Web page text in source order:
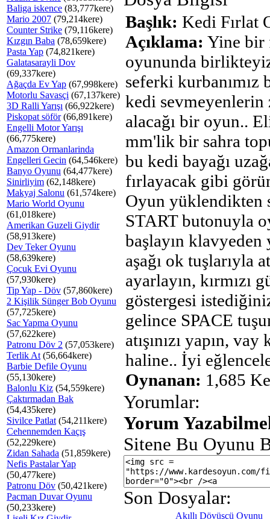
Baliga iskence (83,777kere)
Mario 2007 (79,214kere)
Counter Strike (79,116kere)
Kızgın Baba (78,659kere)
Pasta Yap (74,821kere)
Galatasarayli Dov
(69,337kere)
Ağaçda Ev Yap (67,998kere)
Motorlu Savasçi (67,137kere)
3D Ralli Yarışı (66,922kere)
Piskopat söför(66,891kere)
Engelli Motor Yarışı
(66,775kere)
Amazon Ormanlarinda
Engelleri Gecin (64,546kere)
Banyo Oyunu (64,477kere)
Sinirliyim (62,148kere)
Makyaj Salonu (61,574kere)
Mario World Oyunu
(61,018kere)
Amerikan Guzeli Giydir
(58,913kere)
Dev Teker Oyunu
(58,639kere)
Çocuk Evi Oyunu
(57,930kere)
Tip Yap - Döv (57,860kere)
2 Kişilik Sünger Bob Oyunu
(57,725kere)
Sac Yapma Oyunu
(57,622kere)
Patronu Döv 2 (57,053kere)
Terlik At (56,664kere)
Barbie Defile Oyunu
(55,130kere)
Balonlu Kiz (54,559kere)
Çaktırmadan Bak
(54,435kere)
Sivilce Patlat (54,211kere)
Cehennemden Kaçış
(52,229kere)
Zidan Sahada (51,859kere)
Nefis Pastalar Yap
(50,477kere)
Patronu Döv (50,421kere)
Pacman Duvar Oyunu
(50,233kere)
Başlık: Kedi Fırlat
Açıklama: Yine bir
oyununda
seferki kurbanımız
kedi sevmeyenlerin
alacağı bir oyun..
mm'lik bir sahra
bu kedi bayağı
fırlayacak gibi
Oyun yüklendikten
START butonuyla
başlayın klavyeden
aşağı ok tuşlarıyla
ayarlayın, kırmızı
göstergesi
gelince SPACE
atışınızı yapın,
haline.. İyi
Oynanan: 1,685
Yorumlar:
Yorum
Sitene Bu Oyunu
Son Dosyalar:
Akıllı Dövüşçü Oyunu